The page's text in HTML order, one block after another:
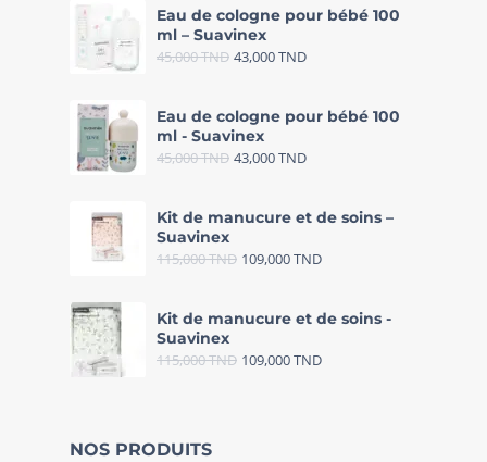
Eau de cologne pour bébé 100
ml – Suavinex
45,000TND 43,000TND
Eau de cologne pour bébé 100
ml - Suavinex
45,000TND 43,000TND
Kit de manucure et de soins –
Suavinex
115,000TND 109,000TND
Kit de manucure et de soins -
Suavinex
115,000TND 109,000TND
NOS PRODUITS